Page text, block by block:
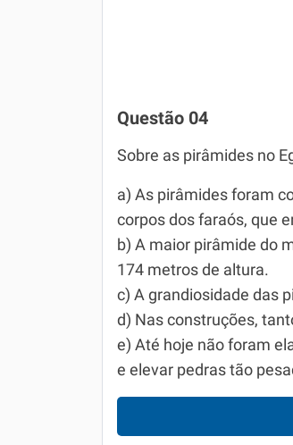
Questão 04
Sobre as pirâmides no
a) As pirâmides foram
corpos dos faraós, que
b) A maior pirâmide do
174 metros de altura.
c) A grandiosidade das
d) Nas construções,
e) Até hoje não foram
e elevar pedras tão